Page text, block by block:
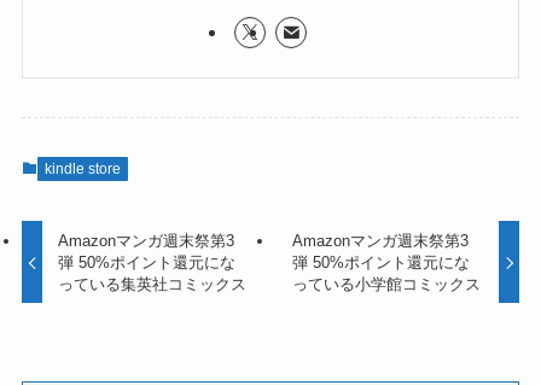
kindle store
Amazonマンガ週末祭第3
弾 50%ポイント還元にな
っている集英社コミックス
Amazonマンガ週末祭第3
弾 50%ポイント還元にな
っている小学館コミックス